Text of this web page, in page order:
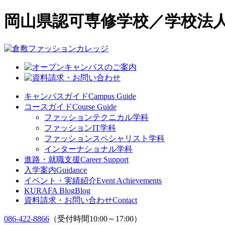
岡山県認可専修学校／学校法
キャンパスガイドCampus Guide
コースガイドCourse Guide
ファッションテクニカル学科
ファッションIT学科
ファッションスペシャリスト学科
インターナショナル学科
進路・就職支援Career Support
入学案内Guidance
イベント・実績紹介Event Achievements
KURAFA BlogBlog
資料請求・お問い合わせContact
086-422-8866 （受付時間10:00～17:00）